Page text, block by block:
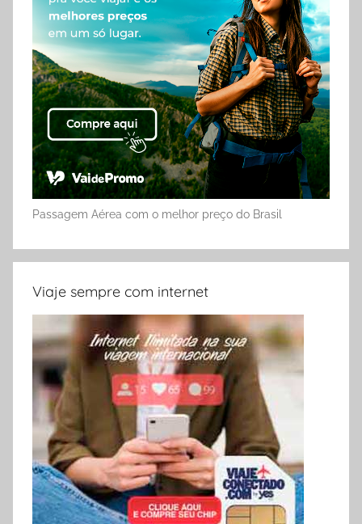
Passagem Aérea com o melhor preço do Brasil
Viaje sempre com internet